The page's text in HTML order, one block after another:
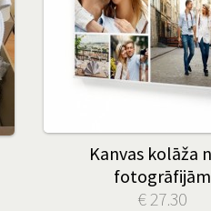
Kanvas kolāža
fotogrāfijām
€ 27.30